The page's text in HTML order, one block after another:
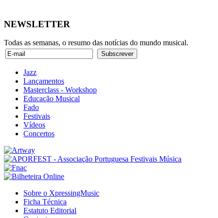
NEWSLETTER
Todas as semanas, o resumo das notícias do mundo musical.
Jazz
Lançamentos
Masterclass - Workshop
Educação Musical
Fado
Festivais
Vídeos
Concertos
Sobre o XpressingMusic
Ficha Técnica
Estatuto Editorial